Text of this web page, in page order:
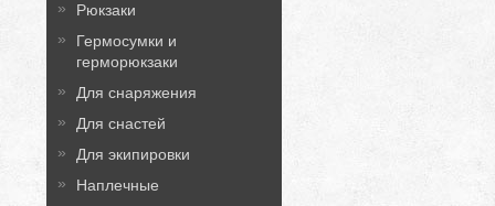
Рюкзаки
Гермосумки и
герморюкзаки
Для снаряжения
Для снастей
Для экипировки
Наплечные